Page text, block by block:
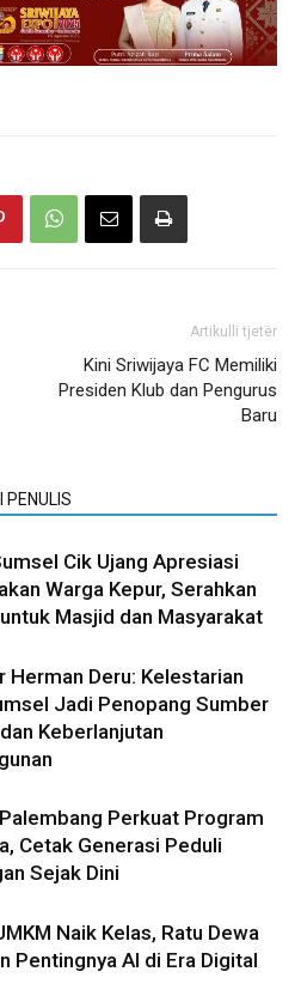
Artikulli tjetër
Kini Sriwijaya FC Memiliki
Presiden Klub dan Pengurus
Baru
PENULIS
Cik Ujang Apresiasi
Warga Kepur, Serahkan
Masjid dan Masyarakat
Herman Deru: Kelestarian
Jadi Penopang Sumber
Keberlanjutan
Perkuat Program
Cetak Generasi Peduli
Sejak Dini
Naik Kelas, Ratu Dewa
Pentingnya AI di Era Digital